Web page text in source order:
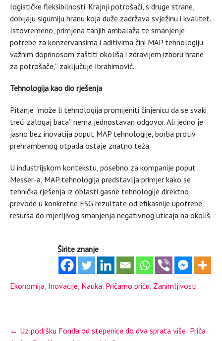
logističke fleksibilnosti. Krajnji potrošači, s druge strane,
dobijaju sigurniju hranu koja duže zadržava svježinu i kvalitet.
Istovremeno, primjena tanjih ambalaža te smanjenje
potrebe za konzervansima i aditivima čini MAP tehnologiju
važnim doprinosom zaštiti okoliša i zdravijem izboru hrane
za potrošače,“ zaključuje Ibrahimović.
Tehnologija kao dio rješenja
Pitanje “može li tehnologija promijeniti činjenicu da se svaki
treći zalogaj baca” nema jednostavan odgovor. Ali jedno je
jasno bez inovacija poput MAP tehnologije, borba protiv
prehrambenog otpada ostaje znatno teža.
U industrijskom kontekstu, posebno za kompanije poput
Messer-a, MAP tehnologija predstavlja primjer kako se
tehnička rješenja iz oblasti gasne tehnologije direktno
prevode u konkretne ESG rezultate od efikasnije upotrebe
resursa do mjerljivog smanjenja negativnog uticaja na okoliš.
Širite znanje
Ekonomija, Inovacije, Nauka, Pričamo priču, Zanimljivosti
Post
navigation
← Uz podršku Fonda od stepenice do dva sprata više: Priča